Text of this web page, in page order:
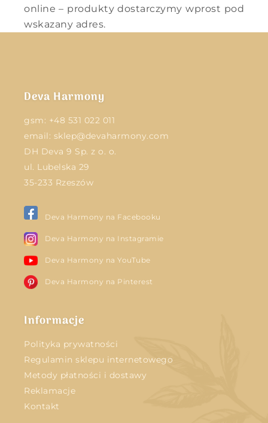
online – produkty dostarczymy wprost pod
wskazany adres.
Deva Harmony
gsm: +48 531 022 011
email: sklep@devaharmony.com
DH Deva 9 Sp. z o. o.
ul. Lubelska 29
35-233 Rzeszów
Deva Harmony na Facebooku
Deva Harmony na Instagramie
Deva Harmony na YouTube
Deva Harmony na Pinterest
Informacje
Polityka prywatności
Regulamin sklepu internetowego
Metody płatności i dostawy
Reklamacje
Kontakt